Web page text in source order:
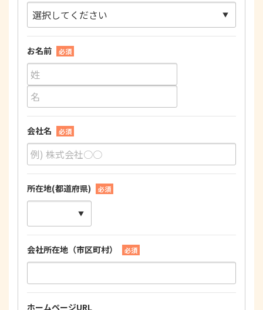
お名前 必須
会社名 必須
所在地(都道府県) 必須
会社所在地（市区町村） 必須
ホームページURL